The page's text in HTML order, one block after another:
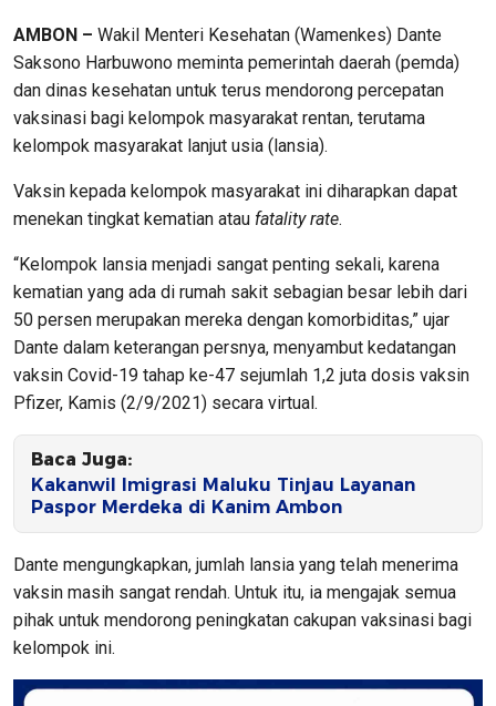
AMBON – Wakil Menteri Kesehatan (Wamenkes) Dante
Saksono Harbuwono meminta pemerintah daerah (pemda)
dan dinas kesehatan untuk terus mendorong percepatan
vaksinasi bagi kelompok masyarakat rentan, terutama
kelompok masyarakat lanjut usia (lansia).
Vaksin kepada kelompok masyarakat ini diharapkan dapat
menekan tingkat kematian atau fatality rate.
“Kelompok lansia menjadi sangat penting sekali, karena
kematian yang ada di rumah sakit sebagian besar lebih dari
50 persen merupakan mereka dengan komorbiditas,” ujar
Dante dalam keterangan persnya, menyambut kedatangan
vaksin Covid-19 tahap ke-47 sejumlah 1,2 juta dosis vaksin
Pfizer, Kamis (2/9/2021) secara virtual.
Baca Juga:
Kakanwil Imigrasi Maluku Tinjau Layanan
Paspor Merdeka di Kanim Ambon
Dante mengungkapkan, jumlah lansia yang telah menerima
vaksin masih sangat rendah. Untuk itu, ia mengajak semua
pihak untuk mendorong peningkatan cakupan vaksinasi bagi
kelompok ini.